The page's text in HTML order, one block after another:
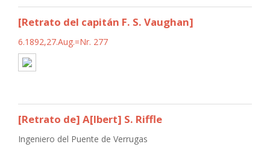
[Retrato del capitán F. S. Vaughan]
6.1892,27.Aug.=Nr. 277
[Retrato de] A[lbert] S. Riffle
Ingeniero del Puente de Verrugas